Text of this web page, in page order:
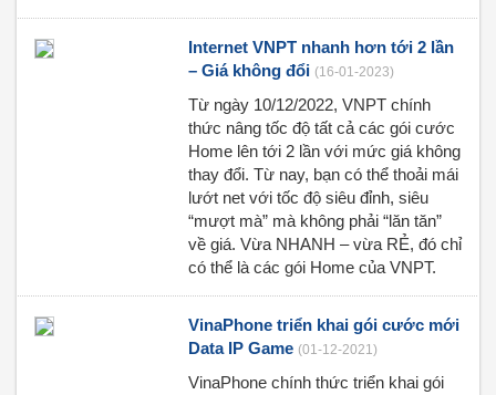
Internet VNPT nhanh hơn tới 2 lần
– Giá không đổi (16-01-2023)
Từ ngày 10/12/2022, VNPT chính
thức nâng tốc độ tất cả các gói cước
Home lên tới 2 lần với mức giá không
thay đổi. Từ nay, bạn có thể thoải mái
lướt net với tốc độ siêu đỉnh, siêu
“mượt mà” mà không phải “lăn tăn”
về giá. Vừa NHANH – vừa RẺ, đó chỉ
có thể là các gói Home của VNPT.
VinaPhone triển khai gói cước mới
Data IP Game (01-12-2021)
VinaPhone chính thức triển khai gói